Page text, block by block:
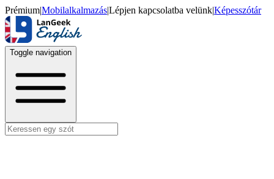
Prémium|Mobilalkalmazás|Lépjen kapcsolatba velünk|Képesszótár
Toggle navigation